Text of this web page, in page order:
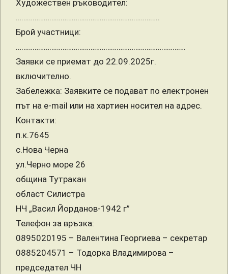
Художествен ръководител:
…………………………………………………………………..
Брой участници:
……………………………………………………………………………….
Заявки се приемат до 22.09.2025г.
включително.
Забележка: Заявките се подават по електронен
път на e-mail или на хартиен носител на адрес.
Контакти:
п.к.7645
с.Нова Черна
ул.Черно море 26
община Тутракан
област Силистра
НЧ „Васил Йорданов-1942 г”
Телефон за връзка:
0895020195 – Валентина Георгиева – секретар
0885204571 – Тодорка Владимирова –
председател ЧН